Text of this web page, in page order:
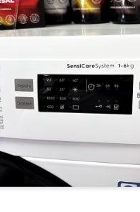
víc? Podívejte se na naši